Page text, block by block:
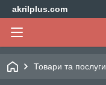
akrilplus.com
Товари та послуги